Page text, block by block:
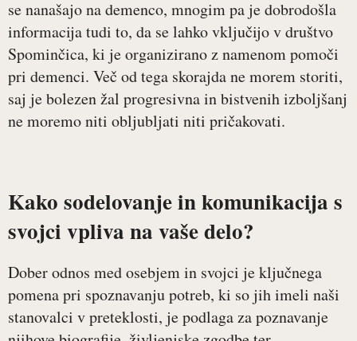
se nanašajo na demenco, mnogim pa je dobrodošla
informacija tudi to, da se lahko vključijo v društvo
Spominčica, ki je organizirano z namenom pomoči
pri demenci. Več od tega skorajda ne morem storiti,
saj je bolezen žal progresivna in bistvenih izboljšanj
ne moremo niti obljubljati niti pričakovati.
Kako sodelovanje in komunikacija s
svojci vpliva na vaše delo?
Dober odnos med osebjem in svojci je ključnega
pomena pri spoznavanju potreb, ki so jih imeli naši
stanovalci v preteklosti, je podlaga za poznavanje